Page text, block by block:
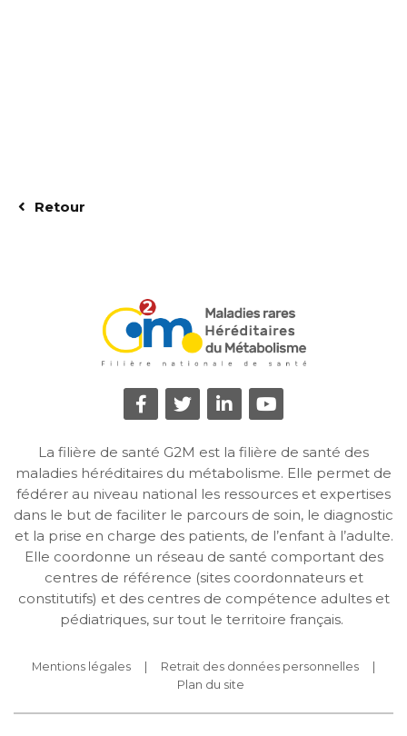
Retour
La filière de santé G2M est la filière de santé des
maladies héréditaires du métabolisme. Elle permet de
fédérer au niveau national les ressources et expertises
dans le but de faciliter le parcours de soin, le diagnostic
et la prise en charge des patients, de l’enfant à l’adulte.
Elle coordonne un réseau de santé comportant des
centres de référence (sites coordonnateurs et
constitutifs) et des centres de compétence adultes et
pédiatriques, sur tout le territoire français.
Mentions légales
Retrait des données personnelles
Plan du site